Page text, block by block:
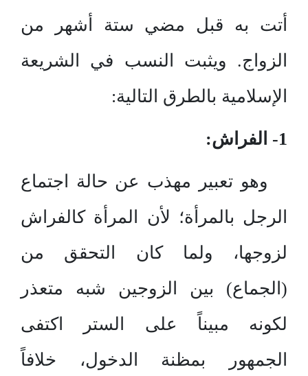
أتت به قبل مضي ستة أشهر من
الزواج. ويثبت النسب في الشريعة
الإسلامية بالطرق التالية:
1- الفراش:
وهو تعبير مهذب عن حالة اجتماع
الرجل بالمرأة؛ لأن المرأة كالفراش
لزوجها، ولما كان التحقق من
(الجماع) بين الزوجين شبه متعذر
لكونه مبيناً على الستر اكتفى
الجمهور بمظنة الدخول، خلافاً